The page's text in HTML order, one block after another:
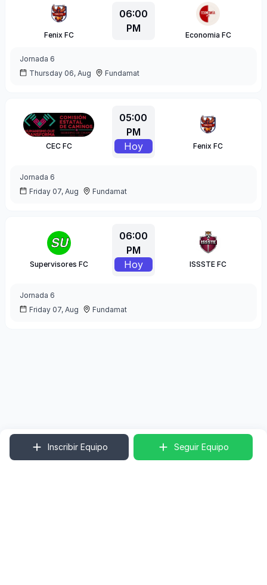
Fenix FC
06:00
PM
Economia FC
Jornada 6
Thursday 06, Aug
Fundamat
CEC FC
05:00
PM
Hoy
Fenix FC
Jornada 6
Friday 07, Aug
Fundamat
Supervisores FC
06:00
PM
Hoy
ISSSTE FC
Jornada 6
Friday 07, Aug
Fundamat
Inscribir Equipo Seguir Equipo